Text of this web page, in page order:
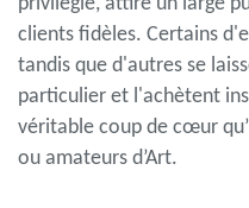
clients fidèles. Certains
tandis que d'autres se
particulier et l'achètent
véritable coup de cœur
ou amateurs d’Art.